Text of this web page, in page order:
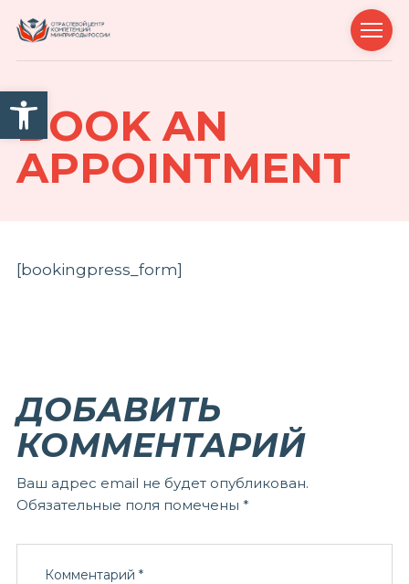
Открыть панель
BOOK AN
APPOINTMENT
[bookingpress_form]
ДОБАВИТЬ
КОММЕНТАРИЙ
Ваш адрес email не будет опубликован.
Обязательные поля помечены *
Комментарий *